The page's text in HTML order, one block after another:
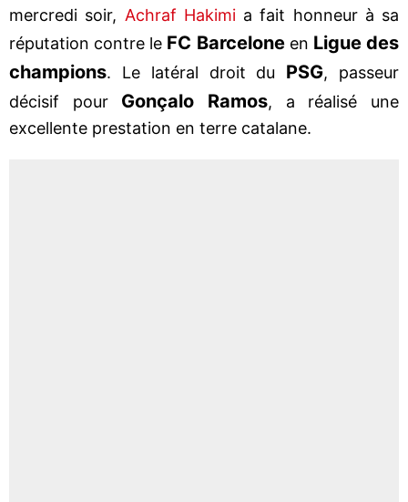
mercredi soir, Achraf Hakimia fait honneur à sa
réputation contre le FC Barceloneen Ligue des
champions. Le latéral droit du PSG, passeur
décisif pour Gonçalo Ramos, a réalisé une
excellente prestation en terre catalane.